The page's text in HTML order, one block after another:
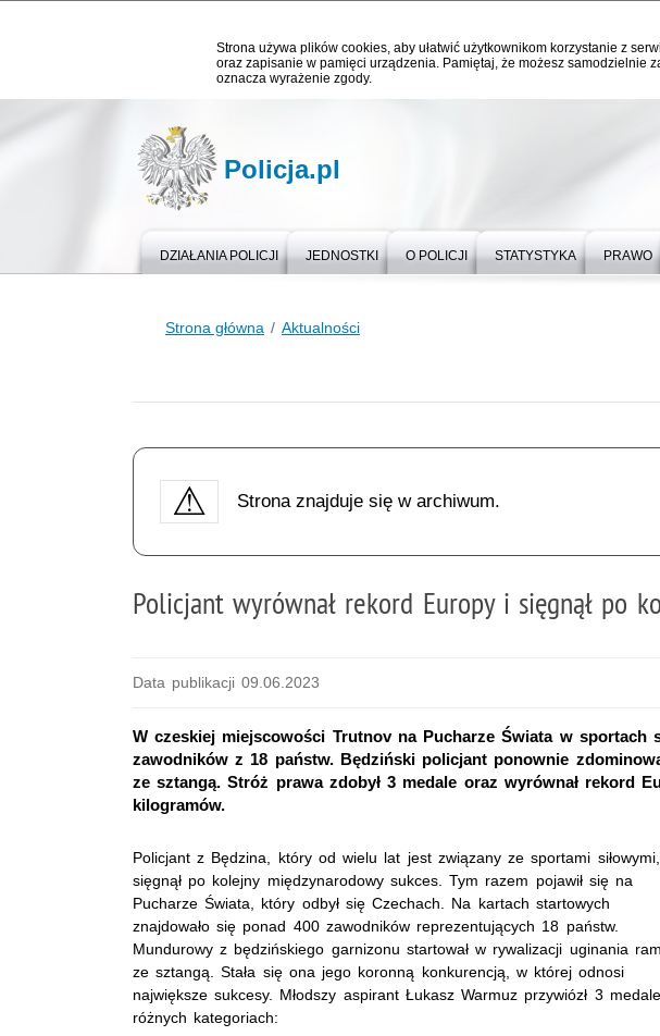
Strona używa plików cookies, aby ułatwić użytkownikom korzystanie z
oraz zapisanie w pamięci urządzenia. Pamiętaj, że możesz samodzielnie
oznacza wyrażenie zgody.
Policja.pl
DZIAŁANIA POLICJI JEDNOSTKI O POLICJI STATYSTYKA PRAWO
Strona główna Aktualności
Strona znajduje się w archiwum.
Policjant wyrównał rekord Europy i sięgnął po
Data publikacji 09.06.2023
W czeskiej miejscowości Trutnov na Pucharze Świata w sportach
zawodników z 18 państw. Będziński policjant ponownie
ze sztangą. Stróż prawa zdobył 3 medale oraz wyrównał rekord
kilogramów.
Policjant z Będzina, który od wielu lat jest związany ze sportami siłowymi,
sięgnął po kolejny międzynarodowy sukces. Tym razem pojawił się na
Pucharze Świata, który odbył się Czechach. Na kartach startowych
znajdowało się ponad 400 zawodników reprezentujących 18 państw.
Mundurowy z będzińskiego garnizonu startował w rywalizacji uginania
ze sztangą. Stała się ona jego koronną konkurencją, w której odnosi
największe sukcesy. Młodszy aspirant Łukasz Warmuz przywiózł 3
różnych kategoriach: